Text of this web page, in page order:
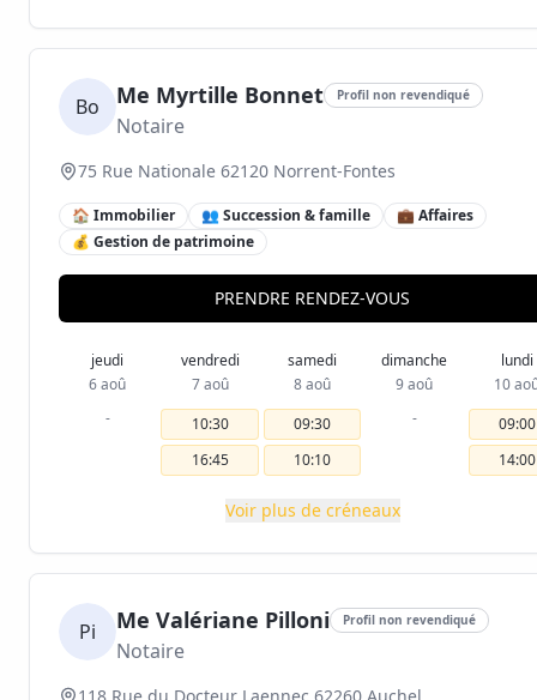
Bo Me Myrtille Bonnet Profil non revendiqué
Notaire
75 Rue Nationale 62120 Norrent-Fontes
🏠 Immobilier 👥 Succession & famille
💼 Affaires
💰 Gestion de patrimoine
PRENDRE RENDEZ-VOUS
jeudi
6 aoû
-
vendredi
7 aoû
10:30
16:45
samedi
8 aoû
09:30
10:10
dimanche
9 aoû
-
lundi
10
09:00
14:00
Voir plus de créneaux
Pi Me Valériane Pilloni Profil non revendiqué
Notaire